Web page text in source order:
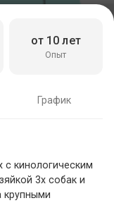
Опыт
от 10 лет
График
кинологическим
3х собак и
крупными